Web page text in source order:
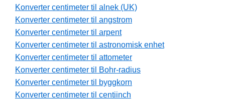
Konverter centimeter til alnek (UK)
Konverter centimeter til angstrom
Konverter centimeter til arpent
Konverter centimeter til astronomisk enhet
Konverter centimeter til attometer
Konverter centimeter til Bohr-radius
Konverter centimeter til byggkorn
Konverter centimeter til centiinch